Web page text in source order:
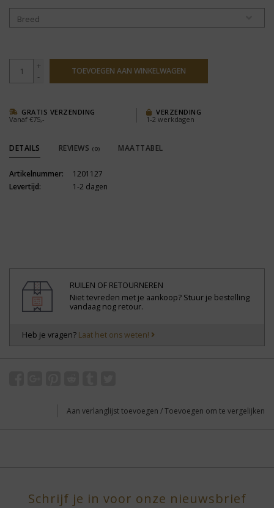
+
-
TOEVOEGEN AAN WINKELWAGEN
GRATIS VERZENDING
Vanaf €75,-
VERZENDING
1-2 werkdagen
DETAILS REVIEWS (0) MAATTABEL
Artikelnummer:
1201127
Levertijd:
1-2 dagen
RUILEN OF RETOURNEREN
Niet tevreden met je aankoop? Stuur je bestelling
vandaag nog retour.
Heb je vragen? Laat het ons weten!
Aan verlanglijst toevoegen /Toevoegen om te vergelijken
Schrijf je in voor onze nieuwsbrief